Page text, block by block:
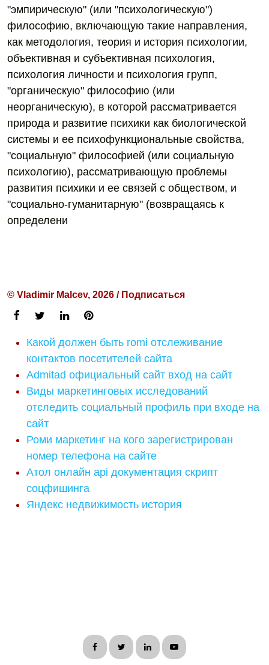
"эмпирическую" (или "психологическую")
философию, включающую такие направления,
как методология, теория и история психологии,
объективная и субъективная психология,
психология личности и психология групп,
"органическую" философию (или
неорганическую), в которой рассматривается
природа и развитие психики как биологической
системы и ее психофункциональные свойства,
"социальную" философией (или социальную
психологию), рассматривающую проблемы
развития психики и ее связей с обществом, и
"социально-гуманитарную" (возвращаясь к
определени
© Vladimir Malcev, 2026 / Подписаться
Какой должен быть romi отслеживание
контактов посетителей сайта
Admitad официальный сайт вход на сайт
Виды маркетинговых исследований
отследить социальный профиль при входе на
сайт
Роми маркетинг на кого зарегистрирован
номер телефона на сайте
Атол онлайн api документация скрипт
соцфишинга
Яндекс недвижимость история